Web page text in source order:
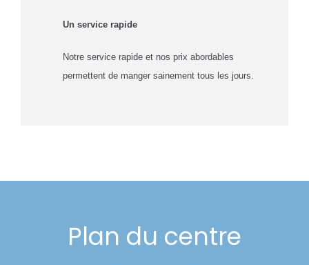
Un service rapide
Notre service rapide et nos prix abordables
permettent de manger sainement tous les jours.
Plan du centre